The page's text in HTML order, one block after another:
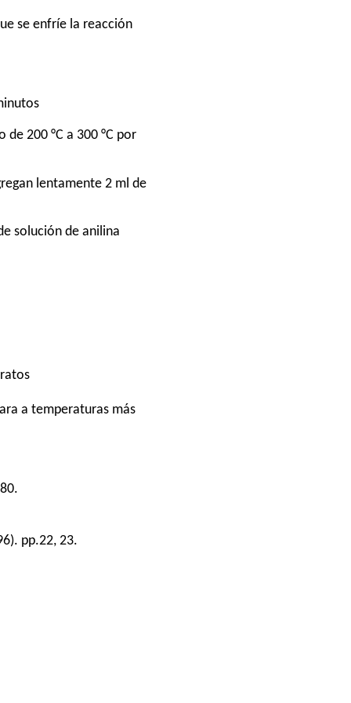
se enfríe la reacción
200 °C a 300 °C por
lentamente 2 ml de
solución de anilina
a temperaturas más
pp.22, 23.